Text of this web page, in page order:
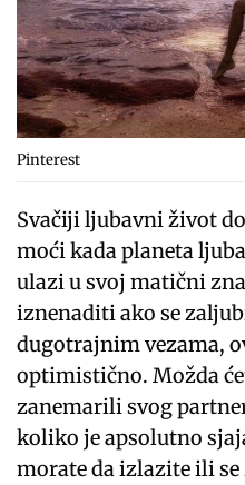
Pinterest
Svačiji ljubavni život
moći kada planeta
ulazi u svoj matični
iznenaditi ako se
dugotrajnim vezama,
optimistično. Možda
zanemarili svog
koliko je apsolutno
morate da izlazite ili